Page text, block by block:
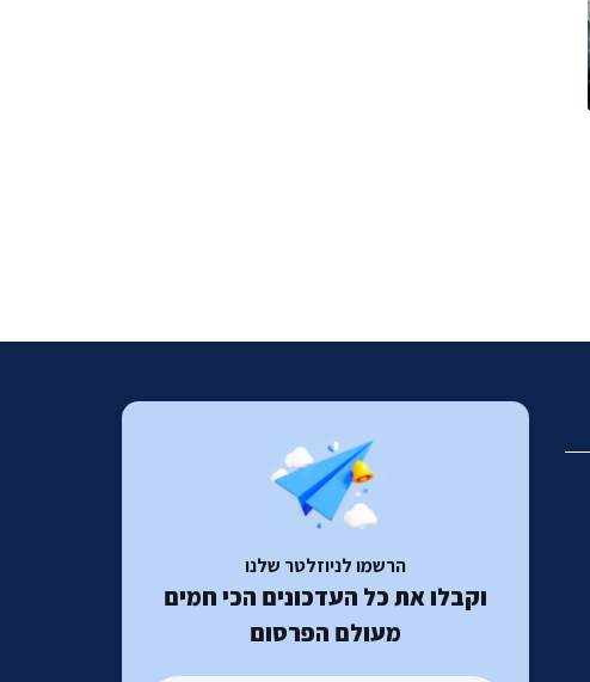
הרשמו לניוזלטר שלנו
וקבלו את כל העדכונים הכי חמים
מעולם הפרסום